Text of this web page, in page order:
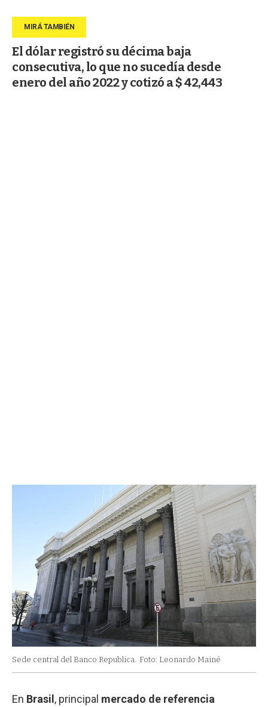
El dólar registró su décima baja
consecutiva, lo que no sucedía desde
enero del año 2022 y cotizó a $ 42,443
Sede central del Banco Republica. Foto: Leonardo Mainé
En Brasil , principal mercado de referencia